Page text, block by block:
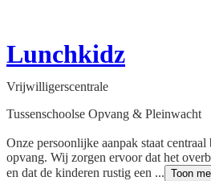
Lunchkidz
Vrijwilligerscentrale
Tussenschoolse Opvang & Pleinwacht
Onze persoonlijke aanpak staat centraal
opvang. Wij zorgen ervoor dat het
en dat de kinderen rustig een ... Toon